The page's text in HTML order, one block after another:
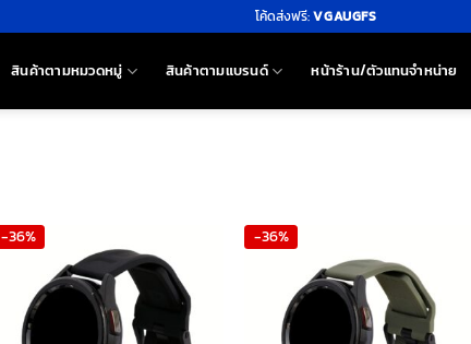
โค้ดส่งฟรี:VGAUGFS
สินค้าตามหมวดหมู่ สินค้าตามแบรนด์ หน้าร้าน/ตัวแทนจำหน่าย
-36% -36%